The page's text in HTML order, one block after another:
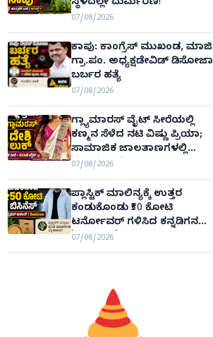
ಸ್ಥಳದಲ್ಲೇ ದುರ್ಮರಣ!
07/08/2026
ಕಾಪು: ಕಾಂಗ್ರೆಸ್ ಮುಖಂಡ, ಮಾಜಿ
ಗ್ರಾ.ಪಂ. ಅಧ್ಯಕ್ಷಡೇವಿಡ್ ಡಿಸೋಜಾ
ಬರ್ಬರ ಹತ್ಯೆ
07/08/2026
ಗ್ಲ್ಯಾಮಾರಸ್ ವೈಟ್‌ ಸೀರೆಯಲ್ಲಿ
ಕಣ್ಮನ ಸೆಳೆದ ನಟಿ ವಿಷ್ಣು ಪ್ರಿಯಾ;
ಸಾಮಾಜಿಕ ಜಾಲತಾಣಗಳಲ್ಲಿ
ಫೋಟೋ ವೈರಲ್!
07/08/2026
ಪ್ಲಾಸ್ಟಿಕ್ ಮಾಲಿನ್ಯಕ್ಕೆ ಉತ್ತರ
ಕಂಡುಕೊಂಡು ₹50 ಕೋಟಿ
ಟರ್ನೋವರ್ ಗಳಿಸಿದ ಕನ್ನಡಿಗನ
'ಬ್ಯಾಂಬ್ರೂ' ಕಥೆ!
07/08/2026